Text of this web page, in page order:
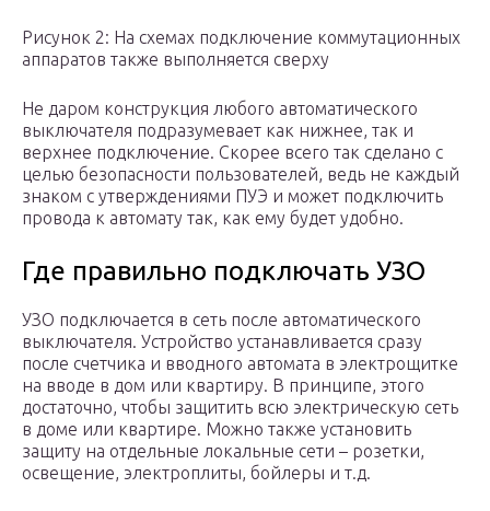
Рисунок 2: На схемах подключение коммутационных
аппаратов также выполняется сверху
Не даром конструкция любого автоматического
выключателя подразумевает как нижнее, так и
верхнее подключение. Скорее всего так сделано с
целью безопасности пользователей, ведь не каждый
знаком с утверждениями ПУЭ и может подключить
провода к автомату так, как ему будет удобно.
Где правильно подключать УЗО
УЗО подключается в сеть после автоматического
выключателя. Устройство устанавливается сразу
после счетчика и вводного автомата в электрощитке
на вводе в дом или квартиру. В принципе, этого
достаточно, чтобы защитить всю электрическую сеть
в доме или квартире. Можно также установить
защиту на отдельные локальные сети – розетки,
освещение, электроплиты, бойлеры и т.д.